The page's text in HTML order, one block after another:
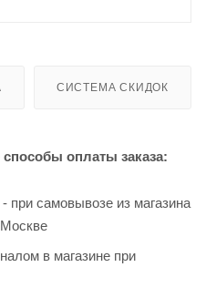
СИСТЕМА СКИДОК
оплаты заказа:
при самовывозе из магазина
в магазине при